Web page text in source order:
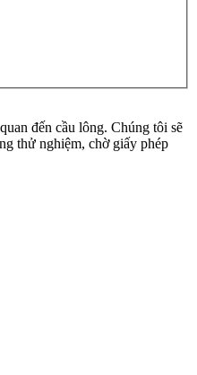
đến cầu lông. Chúng tôi sẽ
thử nghiệm, chờ giấy phép